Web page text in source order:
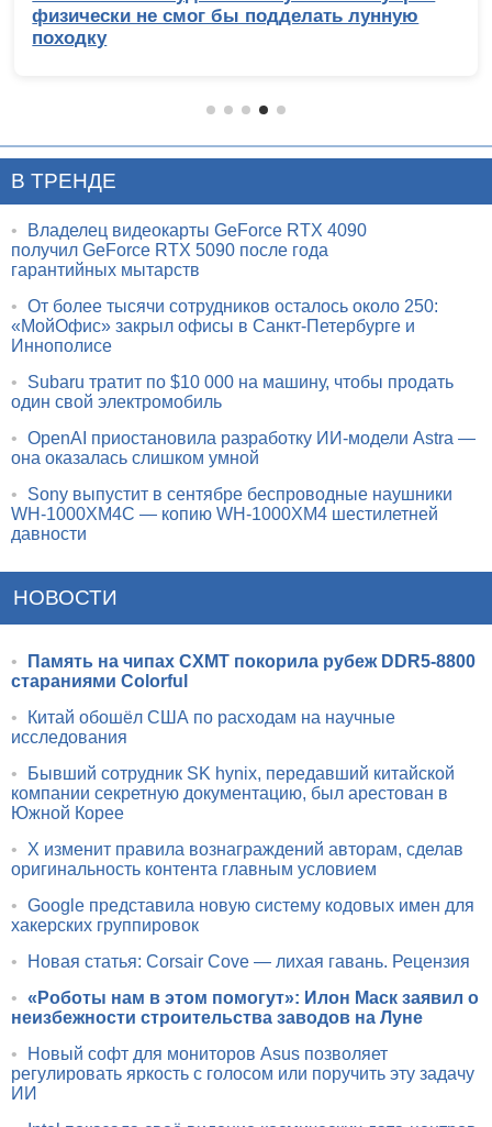
физически не смог бы подделать лунную
походку
В ТРЕНДЕ
•
Владелец видеокарты GeForce RTX 4090
получил GeForce RTX 5090 после года
гарантийных мытарств
• От более тысячи сотрудников осталось около 250:
«МойОфис» закрыл офисы в Санкт-Петербурге и
Иннополисе
•
Subaru тратит по $10 000 на машину, чтобы продать
один свой электромобиль
• OpenAI приостановила разработку ИИ-модели Astra —
она оказалась слишком умной
•
Sony выпустит в сентябре беспроводные наушники
WH-1000XM4C — копию WH-1000XM4 шестилетней
давности
НОВОСТИ
•
Память на чипах CXMT покорила рубеж DDR5-8800
стараниями Colorful
•
Китай обошёл США по расходам на научные
исследования
•
Бывший сотрудник SK hynix, передавший китайской
компании секретную документацию, был арестован в
Южной Корее
•
X изменит правила вознаграждений авторам, сделав
оригинальность контента главным условием
• Google представила новую систему кодовых имен для
хакерских группировок
•
Новая статья: Corsair Cove — лихая гавань. Рецензия
• «Роботы нам в этом помогут»: Илон Маск заявил о
неизбежности строительства заводов на Луне
•
Новый софт для мониторов Asus позволяет
регулировать яркость с голосом или поручить эту задачу
ИИ